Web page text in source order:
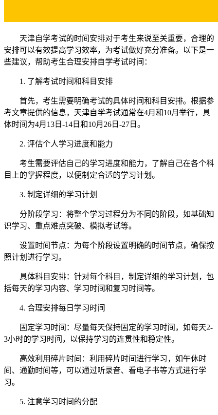
天津自学考试的时间安排对于考生来说至关重要，合理的
安排可以有效提高学习效率，为考试做好充分准备。以下是一
些建议，帮助考生合理安排自学考试时间：
1. 了解考试时间和科目安排
首先，考生需要明确考试的具体时间和科目安排。根据参
考文章提供的信息，天津自学考试通常在4月和10月举行，具
体时间为4月13日-14日和10月26日-27日。
2. 评估个人学习进度和能力
考生需要评估自己的学习进度和能力，了解自己在各个科
目上的掌握程度，以便制定合适的学习计划。
3. 制定详细的学习计划
分阶段学习：将整个学习过程分为不同的阶段，如基础知
识学习、重点难点突破、模拟考试等。
设置时间节点：为每个阶段设置明确的时间节点，确保按
照计划进行学习。
具体科目安排：针对每个科目，制定详细的学习计划，包
括每天的学习内容、学习时间和复习时间等。
4. 合理安排每日学习时间
固定学习时间：尽量每天保持固定的学习时间，如每天2-
3小时的学习时间，以保持学习的连贯性和稳定性。
高效利用碎片时间：利用碎片时间进行学习，如午休时
间、通勤时间等，可以通过听录音、看电子书等方式进行学
习。
5. 注意学习时间的分配